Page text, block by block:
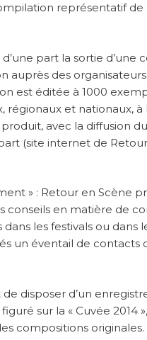
représentatif de
part la sortie d’une
auprès des
est éditée à 1000
régionaux et nationaux,
avec la diffusion
(site internet de
» : Retour en Scène
en matière de
les festivals ou dans
un éventail de
disposer d’un
sur la « Cuvée 2014
compositions originales.